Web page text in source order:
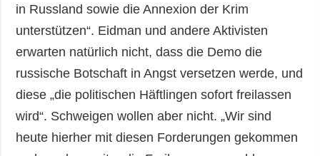
in Russland sowie die Annexion der Krim
unterstützen“. Eidman und andere Aktivisten
erwarten natürlich nicht, dass die Demo die
russische Botschaft in Angst versetzen werde, und
diese „die politischen Häftlingen sofort freilassen
wird“. Schweigen wollen aber nicht. „Wir sind
heute hierher mit diesen Forderungen gekommen